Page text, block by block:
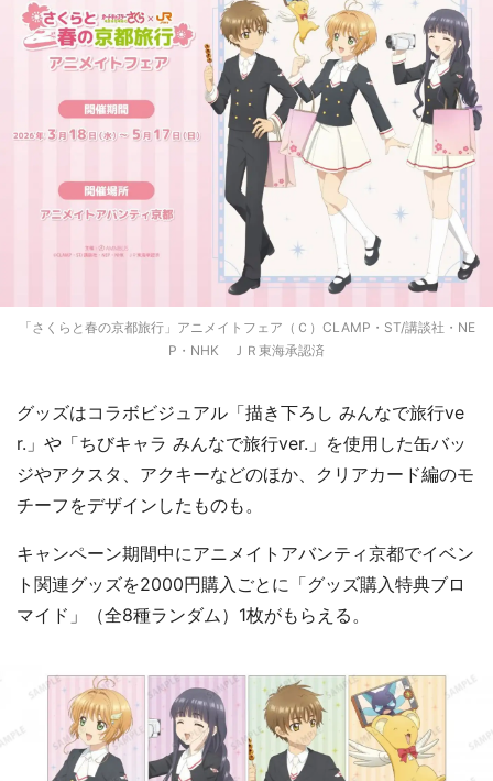
「さくらと春の京都旅行」アニメイトフェア（Ｃ）CLAMP・ST/講談社・NE
P・NHK ＪＲ東海承認済
グッズはコラボビジュアル「描き下ろし みんなで旅行ve
r.」や「ちびキャラ みんなで旅行ver.」を使用した缶バッ
ジやアクスタ、アクキーなどのほか、クリアカード編のモ
チーフをデザインしたものも。
キャンペーン期間中にアニメイトアバンティ京都でイベン
ト関連グッズを2000円購入ごとに「グッズ購入特典ブロ
マイド」（全8種ランダム）1枚がもらえる。